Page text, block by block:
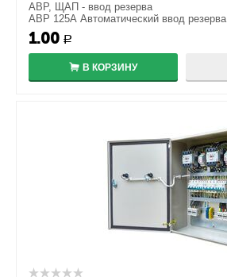
АВР, ЩАП - ввод резерва
АВР 125А Автоматический ввод резерва
1.00 Р
В КОРЗИНУ